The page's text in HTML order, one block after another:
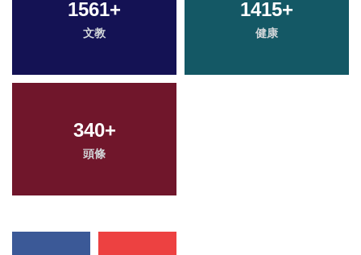
1561+
文教
1415+
健康
340+
頭條